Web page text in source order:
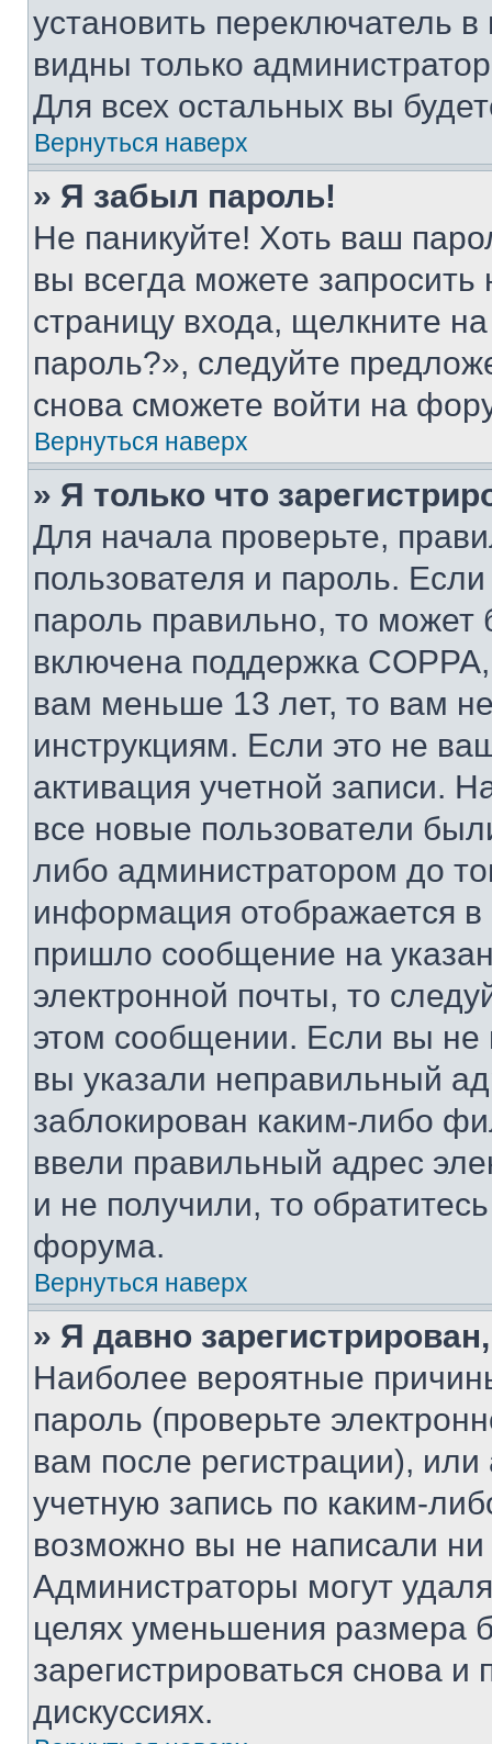
установить переключатель
видны только
Для всех остальных вы
Вернуться наверх
» Я забыл пароль!
Не паникуйте! Хоть ваш
вы всегда можете
страницу входа, щелкните
пароль?», следуйте
снова сможете войти на
Вернуться наверх
» Я только что
Для начала проверьте,
пользователя и пароль.
пароль правильно, то может
включена поддержка
вам меньше 13 лет, то вам
инструкциям. Если это не
активация учетной записи.
все новые пользователи
либо администратором до
информация отображается
пришло сообщение на
электронной почты, то
этом сообщении. Если вы
вы указали неправильный
заблокирован каким-либо
ввели правильный адрес
и не получили, то
форума.
Вернуться наверх
» Я давно
Наиболее вероятные
пароль (проверьте
вам после регистрации),
учетную запись по каким-
возможно вы не написали
Администраторы могут
целях уменьшения размера
зарегистрироваться снова и
дискуссиях.